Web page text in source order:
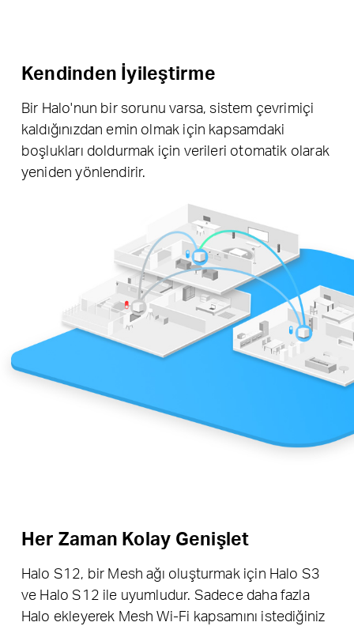
Kendinden İyileştirme
Bir Halo'nun bir sorunu varsa, sistem çevrimiçi
kaldığınızdan emin olmak için kapsamdaki
boşlukları doldurmak için verileri otomatik olarak
yeniden yönlendirir.
Her Zaman Kolay Genişlet
Halo S12, bir Mesh ağı oluşturmak için Halo S3
ve Halo S12 ile uyumludur. Sadece daha fazla
Halo ekleyerek Mesh Wi-Fi kapsamını istediğiniz